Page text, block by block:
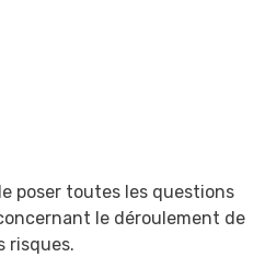
poser toutes les questions
le déroulement de
risques.